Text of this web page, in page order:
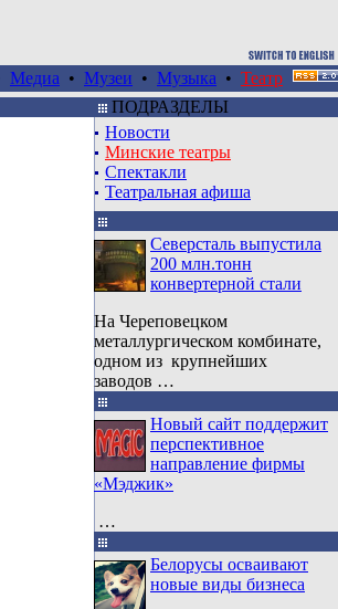
Медиа • Музеи • Музыка • Театр
ПОДРАЗДЕЛЫ
Новoсти
Минские театры
Спектакли
Театральная афиша
Северсталь выпустила
200 млн.тонн
конвертерной стали
На Череповецком
металлургическом комбинате,
одном из крупнейших
заводов …
Новый сайт поддержит
перспективное
направление фирмы
«Мэджик»
…
Белорусы осваивают
новые виды бизнеса